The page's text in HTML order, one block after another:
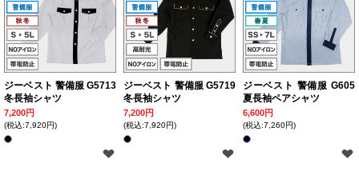
ジーベスト 警備服 G5713
冬長袖シャツ
7,200円
(税込:7,920円)
ジーベスト 警備服 G5719
冬長袖シャツ
7,200円
(税込:7,920円)
ジーベスト 警備服 G605
夏長袖ペアシャツ
6,600円
(税込:7,260円)